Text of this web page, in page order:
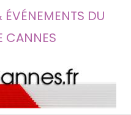
ÉVÉNEMENTS DU
CANNES